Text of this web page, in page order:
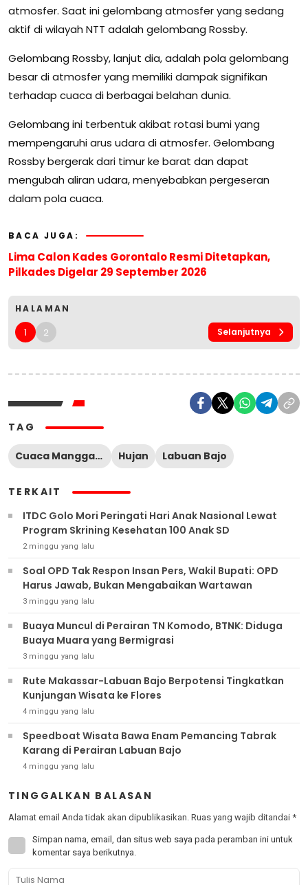
atmosfer. Saat ini gelombang atmosfer yang sedang
aktif di wilayah NTT adalah gelombang Rossby.
Gelombang Rossby, lanjut dia, adalah pola gelombang
besar di atmosfer yang memiliki dampak signifikan
terhadap cuaca di berbagai belahan dunia.
Gelombang ini terbentuk akibat rotasi bumi yang
mempengaruhi arus udara di atmosfer. Gelombang
Rossby bergerak dari timur ke barat dan dapat
mengubah aliran udara, menyebabkan pergeseran
dalam pola cuaca.
BACA JUGA:
Lima Calon Kades Gorontalo Resmi Ditetapkan,
Pilkades Digelar 29 September 2026
HALAMAN
1 2 Selanjutnya
TAG
Cuaca Manggarai Barat Hujan Labuan Bajo
TERKAIT
ITDC Golo Mori Peringati Hari Anak Nasional Lewat
Program Skrining Kesehatan 100 Anak SD
2 minggu yang lalu
Soal OPD Tak Respon Insan Pers, Wakil Bupati: OPD
Harus Jawab, Bukan Mengabaikan Wartawan
3 minggu yang lalu
Buaya Muncul di Perairan TN Komodo, BTNK: Diduga
Buaya Muara yang Bermigrasi
3 minggu yang lalu
Rute Makassar-Labuan Bajo Berpotensi Tingkatkan
Kunjungan Wisata ke Flores
4 minggu yang lalu
Speedboat Wisata Bawa Enam Pemancing Tabrak
Karang di Perairan Labuan Bajo
4 minggu yang lalu
TINGGALKAN BALASAN
Alamat email Anda tidak akan dipublikasikan. Ruas yang wajib ditandai *
Simpan nama, email, dan situs web saya pada peramban ini untuk
komentar saya berikutnya.